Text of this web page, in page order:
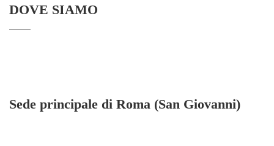
DOVE SIAMO
Sede principale di Roma (San Giovanni)